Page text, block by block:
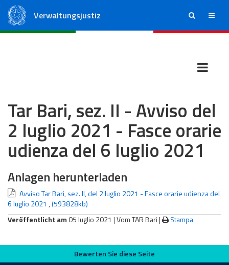
Verwaltungsjustiz ricerca menu
Tar Bari, sez. II - Avviso del
2 luglio 2021 - Fasce orarie
udienza del 6 luglio 2021
Anlagen herunterladen
Avviso Tar Bari, sez. II, del 2 luglio 2021 - Fasce orarie udienza del
6 luglio 2021 ,(593828kb)
Veröffentlicht am 05 luglio 2021 |Vom TAR Bari| Stampa
Bewerten Sie diese Seite
Bewerten Sie diese Seite